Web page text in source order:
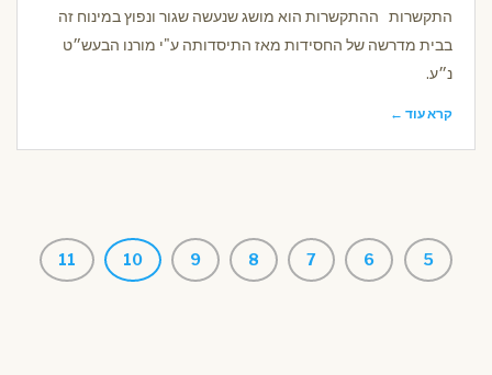
התקשרות ההתקשרות הוא מושג שנעשה שגור ונפוץ במינוח זה
בבית מדרשה של החסידות מאז התיסדותה ע"י מורנו הבעש״ט
נ״ע.
קרא עוד ←
5
6
7
8
9
10
11